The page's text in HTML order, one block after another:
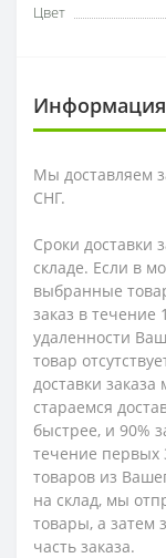
Цвет
Информация
Мы доставляем
СНГ.
Сроки доставки
складе. Если в
выбранные
заказ в течение
удаленности
товар
доставки
стараемся
быстрее, и 90%
течение первых
товаров из
на склад, мы
товары, а затем
часть заказа.